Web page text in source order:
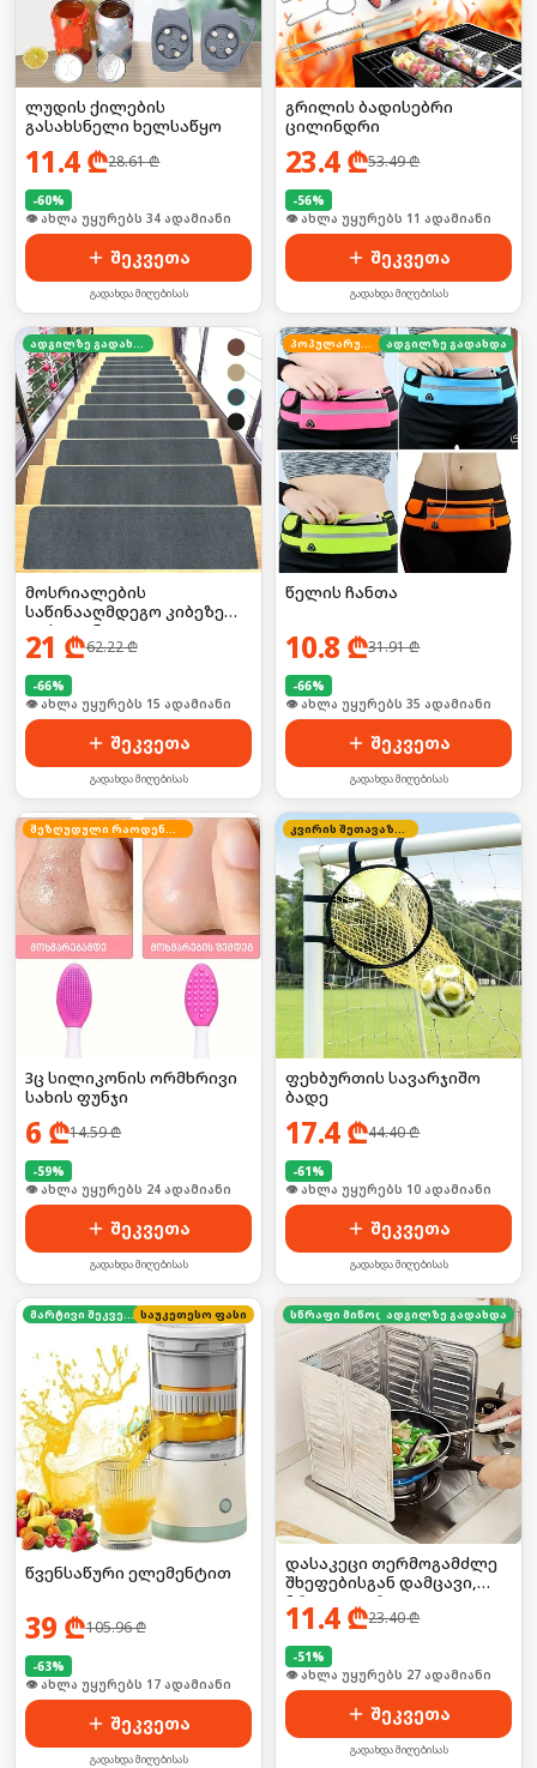
ლუდის ქილების
გასახსნელი ხელსაწყო
11.4₾28.61₾
-60%
🛒 ბოლო 24სთ-ში იყიდა 51-მა
შეკვეთა
გადახდა მიღებისას
გრილის ბადისებრი
ცილინდრი
23.4₾53.49₾
-56%
🛒 ბოლო 24სთ-ში იყიდა 14-მა
შეკვეთა
გადახდა მიღებისას
მოსრიალების
საწინააღმდეგო კიბეზე
დასაფენი
21 ₾62.22₾
-66%
🛒 ბოლო 24სთ-ში იყიდა 23-მა
შეკვეთა
გადახდა მიღებისას
ადგილზე გადახდა
წელის ჩანთა
10.8 ₾31.91₾
-66%
🛒 ბოლო 24სთ-ში იყიდა 46-მა
შეკვეთა
გადახდა მიღებისას
3ც სილიკონის ორმხრივი
სახის ფუნჯი
6 ₾14.59₾
-59%
🛒 ბოლო 24სთ-ში იყიდა 32-მა
შეკვეთა
გადახდა მიღებისას
ფეხბურთის სავარჯიშო
ბადე
17.4₾44.40₾
-61%
🛒 ბოლო 24სთ-ში იყიდა 12-მა
შეკვეთა
გადახდა მიღებისას
მარტივი შეკვეთა საუკეთესო ფასი
წვენსაწური ელემენტით
39 ₾105.96₾
-63%
🛒 ბოლო 24სთ-ში იყიდა 27-მა
შეკვეთა
გადახდა მიღებისას
სწრაფი მიწოდება
ადგილზე გადახდა
დასაკეცი თერმოგამძლე
შხეფებისგან დამცავი,
მრავალჯერადი
11.4₾23.40₾
-51%
🛒 ბოლო 24სთ-ში იყიდა 35-მა
შეკვეთა
გადახდა მიღებისას